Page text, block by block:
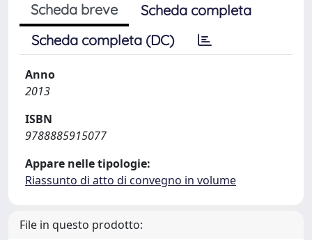
Scheda breve
Scheda completa
Scheda completa (DC)
Anno
2013
ISBN
9788885915077
Appare nelle tipologie:
Riassunto di atto di convegno in volume
File in questo prodotto: